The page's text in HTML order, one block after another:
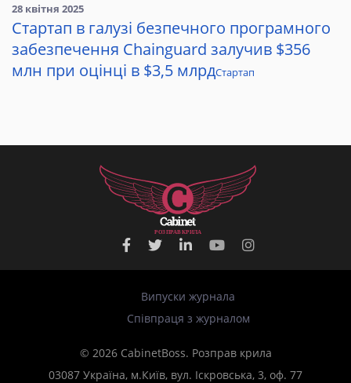
28 квітня 2025
Стартап в галузі безпечного програмного
забезпечення Chainguard залучив $356
млн при оцінці в $3,5 млрдСтартап
РОЗПРАВКРИЛА
Випуски журнала
Співпраця з журналом
© 2026 CabinetBoss. Розправ крила
03087 Україна, м.Київ, вул. Іскровська, 3, оф. 77